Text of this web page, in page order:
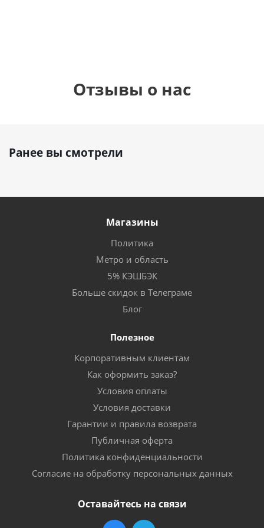
Отзывы о нас
Ранее вы смотрели
Магазины
Политика
Метро и область
5% КЭШБЭК
Больше скидок в Телеграме
Блог
Полезное
Корпоративным клиентам
Как оформить заказ?
Условия оплаты
Условия доставки
Гарантии и правила возврата
Публичная оферта
Политика конфиденциальности
Согласие на обработку персональных данных
Оставайтесь на связи